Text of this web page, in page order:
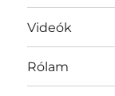
Videók
Rólam